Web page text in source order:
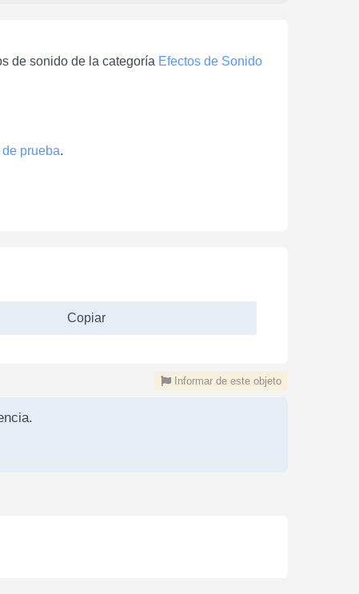
de sonido de la categoría Efectos de Sonido
de prueba.
Copiar
Informar de este objeto